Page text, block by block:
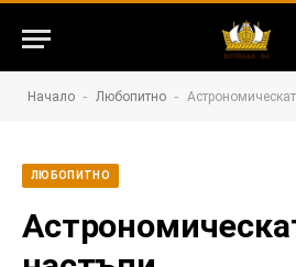
Начало - Любопитно -
ЛЮБОПИТНО